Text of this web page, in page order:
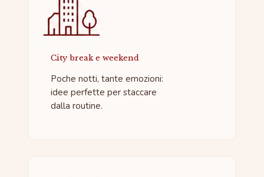
City break e weekend
Poche notti, tante emozioni:
idee perfette per staccare
dalla routine.